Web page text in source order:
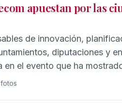
que se confirma la
con el PSOE y que los
en caída libre.
apuestan por las
de innovación,
diputaciones y
el evento que ha
gestiones en las AA.LL.